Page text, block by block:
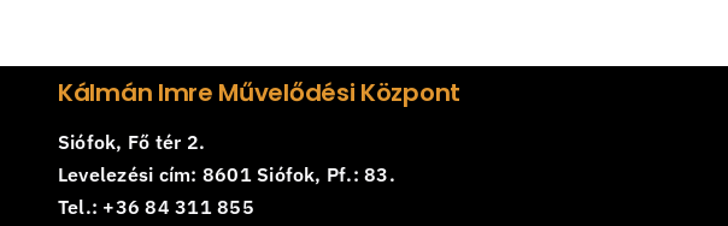
Kálmán Imre Művelődési Központ
Siófok, Fő tér 2.
Levelezési cím: 8601 Siófok, Pf.: 83.
Tel.: +36 84 311 855